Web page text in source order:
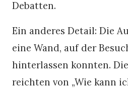
Debatten.
Ein anderes Detail: Die
eine Wand, auf der
hinterlassen konnten.
reichten von „Wie kann